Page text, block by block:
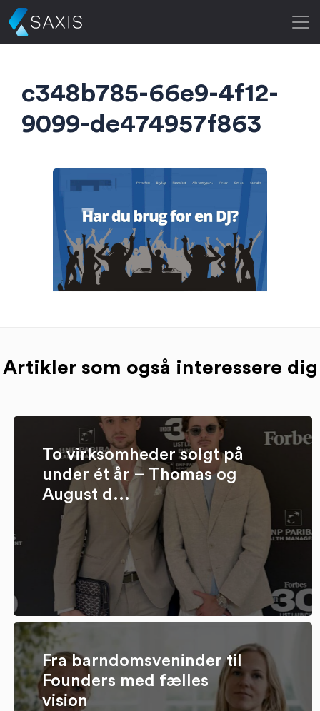
c348b785-66e9-4f12-
9099-de474957f863
Artikler som også interessere dig
To virksomheder solgt på
under ét år – Thomas og
August d...
Fra barndomsveninder til
Founders med fælles
vision